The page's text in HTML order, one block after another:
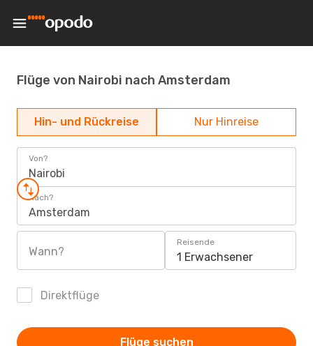
Flüge von Nairobi nach Amsterdam
Hin- und Rückreise Nur Hinreise
Von?
Nairobi
Nach?
Amsterdam
Wann?
Reisende
1 Erwachsener
Direktflüge
Flüge suchen